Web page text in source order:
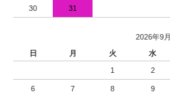
30 31
2026年9月
日
月 火 水
1 2
6 7 8 9